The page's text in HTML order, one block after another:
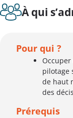
À qui
Pour qui ?
pilotage
de haut
des
Prérequis